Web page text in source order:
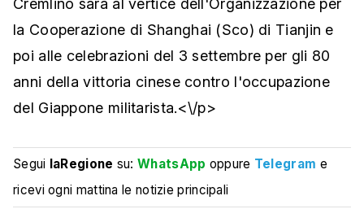
Cremlino sarà al vertice dell'Organizzazione per
la Cooperazione di Shanghai (Sco) di Tianjin e
poi alle celebrazioni del 3 settembre per gli 80
anni della vittoria cinese contro l'occupazione
del Giappone militarista.<\/p>
Segui laRegione su:WhatsApp oppure Telegram e
ricevi ogni mattina le notizie principali